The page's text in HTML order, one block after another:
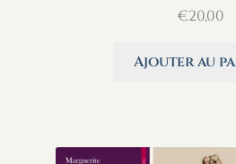
€20,00
Ajouter au